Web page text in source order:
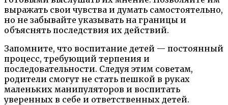
выражать свои чувства и думать самостоятельно,
но не забывайте указывать на границы и
объяснять последствия их действий.
Запомните, что воспитание детей — постоянный
процесс, требующий терпения и
последовательности. Следуя этим советам,
родители смогут не стать пешкой в руках
маленьких манипуляторов и воспитать
уверенных в себе и ответственных детей.